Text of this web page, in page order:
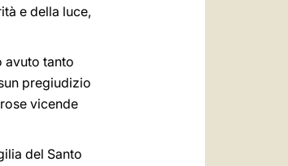
e della luce,
avuto tanto
pregiudizio
vicende
del Santo